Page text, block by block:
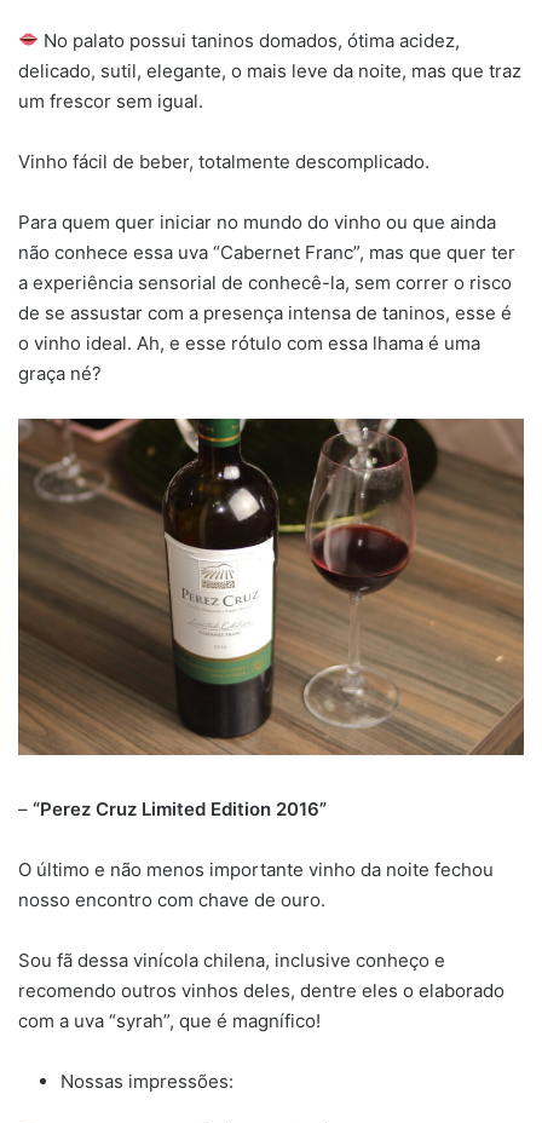
No palato possui taninos domados, ótima acidez,
delicado, sutil, elegante, o mais leve da noite, mas que traz
um frescor sem igual.
Vinho fácil de beber, totalmente descomplicado.
Para quem quer iniciar no mundo do vinho ou que ainda
não conhece essa uva “Cabernet Franc”, mas que quer ter
a experiência sensorial de conhecê-la, sem correr o risco
de se assustar com a presença intensa de taninos, esse é
o vinho ideal. Ah, e esse rótulo com essa lhama é uma
graça né?
– “Perez Cruz Limited Edition 2016”
O último e não menos importante vinho da noite fechou
nosso encontro com chave de ouro.
Sou fã dessa vinícola chilena, inclusive conheço e
recomendo outros vinhos deles, dentre eles o elaborado
com a uva “syrah”, que é magnífico!
Nossas impressões: